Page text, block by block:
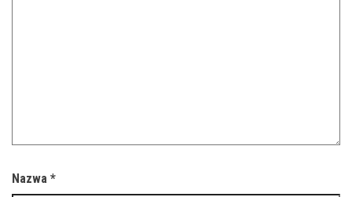
Nazwa *